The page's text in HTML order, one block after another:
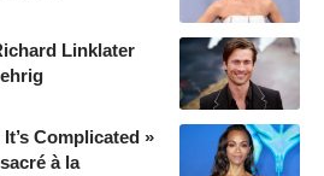
Linklater
Complicated »
à la